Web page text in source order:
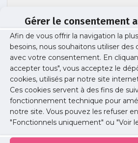
Gérer le consentement
Afin de vous offrir la navigation la
besoins, nous souhaitons utiliser des
avec votre consentement. En
accepter tous", vous acceptez le
cookies, utilisés par notre site
Ces cookies servent à des fins de
fonctionnement technique pour
notre site. Vous pouvez les refuser
"Fonctionnels uniquement" ou "Voir
déroulement test
Publié le :19 novembre 2020
Partager cet article :